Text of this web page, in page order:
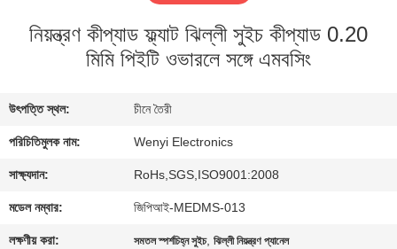
যোগাযোগ
করুন
উদ্ধৃতির
নিয়ন্ত্রণ কীপ্যাড ফ্ল্যাট ঝিল্লী সুইচ কীপ্যাড 0.20
মিমি পিইটি ওভারলে সঙ্গে এমবসিং
উৎপত্তি স্থল: চীনে তৈরী
পরিচিতিমুলক নাম: Wenyi Electronics
সাক্ষ্যদান: RoHs,SGS,ISO9001:2008
মডেল নম্বার: জিপিআই-MEDMS-013
লক্ষণীয় করা: সমতল স্পর্শচিহ্ন সুইচ,ঝিল্লী নিয়ন্ত্রণ প্যানেল